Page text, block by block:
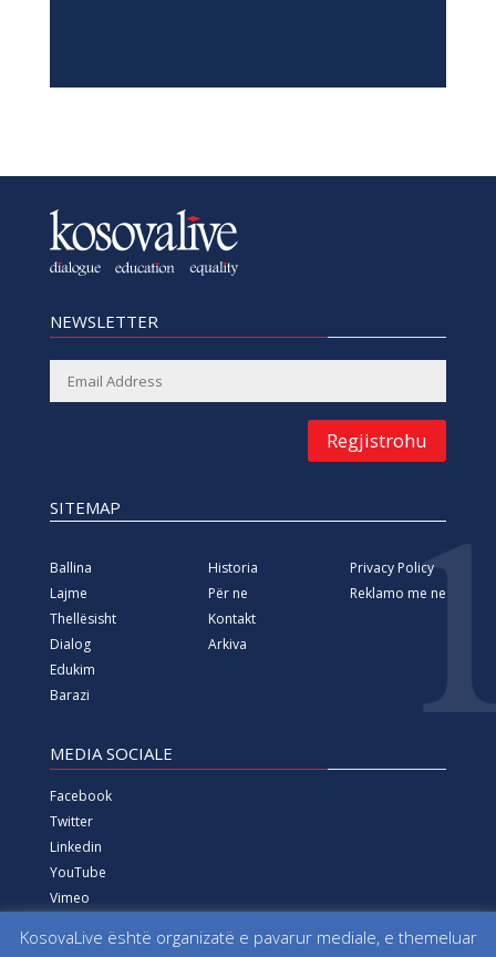
NEWSLETTER
Regjistrohu
SITEMAP
Ballina
Lajme
Thellësisht
Dialog
Edukim
Barazi
Historia
Për ne
Kontakt
Arkiva
Privacy Policy
Reklamo me ne
MEDIA SOCIALE
Facebook
Twitter
Linkedin
YouTube
Vimeo
KosovaLive është organizatë e pavarur mediale, e themeluar